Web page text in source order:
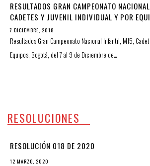
RESULTADOS GRAN CAMPEONATO
CADETES Y JUVENIL INDIVIDUAL Y POR
7 DICIEMBRE, 2018
Resultados Gran Campeonato Nacional Infantil, M15,
Equipos, Bogotá, del 7 al 9 de Diciembre de…
RESOLUCIONES
RESOLUCIÓN 018 DE 2020
12 MARZO, 2020